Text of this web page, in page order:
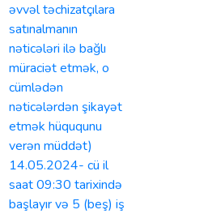
əvvəl təchizatçılara
satınalmanın
nəticələri ilə bağlı
müraciət etmək, o
cümlədən
nəticələrdən şikayət
etmək hüququnu
verən müddət)
14.05.2024- cü il
saat 09:30 tarixində
başlayır və 5 (beş) iş